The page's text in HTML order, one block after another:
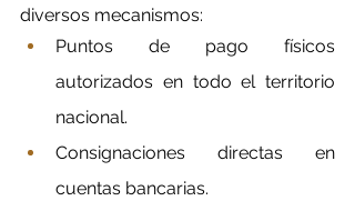
diversos mecanismos:
Puntos de pago físicos
autorizados en todo el territorio
nacional.
Consignaciones directas en
cuentas bancarias.